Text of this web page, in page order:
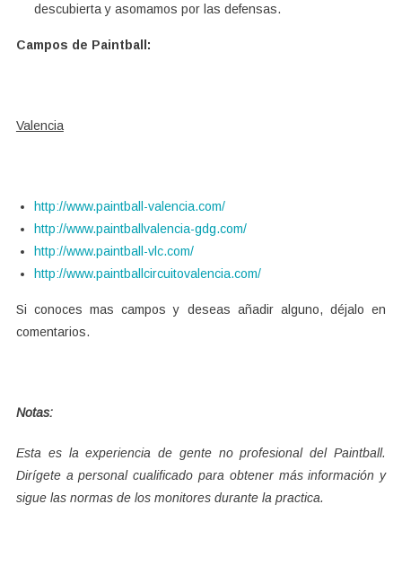
descubierta y asomamos por las defensas.
Campos de Paintball:
Valencia
http://www.paintball-valencia.com/
http://www.paintballvalencia-gdg.com/
http://www.paintball-vlc.com/
http://www.paintballcircuitovalencia.com/
Si conoces mas campos y deseas añadir alguno, déjalo en
comentarios.
Notas:
Esta es la experiencia de gente no profesional del Paintball.
Dirígete a personal cualificado para obtener más información y
sigue las normas de los monitores durante la practica.